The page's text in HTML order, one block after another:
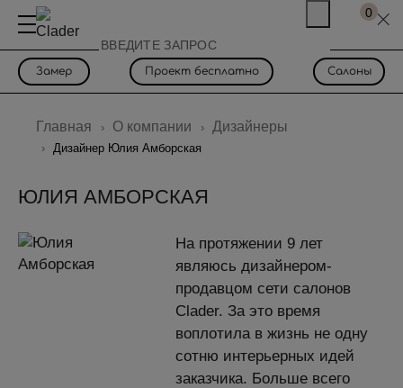
0
Замер Проект бесплатно Салоны
Главная О компании Дизайнеры
Дизайнер Юлия Амборская
ЮЛИЯ АМБОРСКАЯ
На протяжении 9 лет
являюсь дизайнером-
продавцом сети салонов
Clader. За это время
воплотила в жизнь не одну
сотню интерьерных идей
заказчика. Больше всего